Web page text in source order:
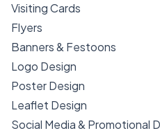
Visiting Cards
Flyers
Banners & Festoons
Logo Design
Poster Design
Leaflet Design
Social Media & Promotional